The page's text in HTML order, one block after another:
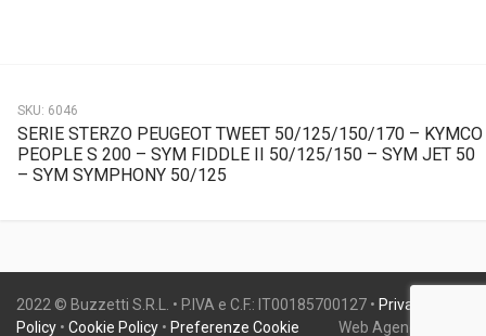
SKU: 6046
SERIE STERZO PEUGEOT TWEET 50/125/150/170 – KYMCO
PEOPLE S 200 – SYM FIDDLE II 50/125/150 – SYM JET 50
– SYM SYMPHONY 50/125
2022 © Buzzetti S.R.L. • P.IVA e C.F.: IT00185700127 • Privacy
Policy • Cookie Policy • Preferenze Cookie Web Agency: